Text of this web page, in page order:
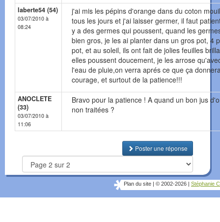
laberte54 (54)
03/07/2010 à
08:24
j'ai mis les pépins d'orange dans du coton
tous les jours et j'ai laisser germer, il faut
y a des germes qui poussent, quand les
bien gros, je les ai planter dans un gros pot, 4
pot, et au soleil, ils ont fait de jolies feuilles
elles poussent doucement, je les arrose
l'eau de pluie,on verra aprés ce que ça
courage, et surtout de la patience!!!
ANOCLETE
(33)
03/07/2010 à
11:06
Bravo pour la patience ! A quand un bon jus
non traitées ?
Poster une réponse
Plan du site © 2002-2026 Stéphanie C